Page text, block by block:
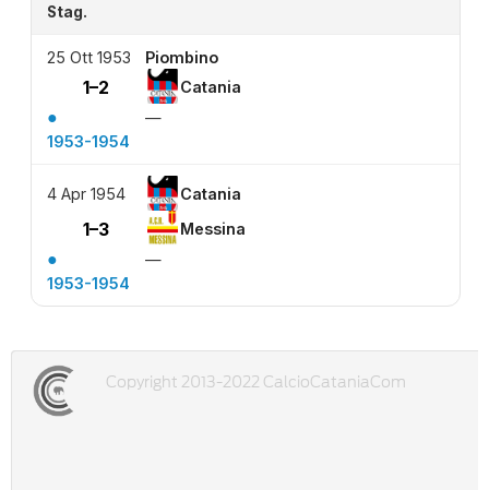
Stag.
25 Ott 1953 Piombino
1–2 Catania
●
—
1953-1954
4 Apr 1954 Catania
1–3 Messina
●
—
1953-1954
Copyright 2013-2022 CalcioCataniaCom